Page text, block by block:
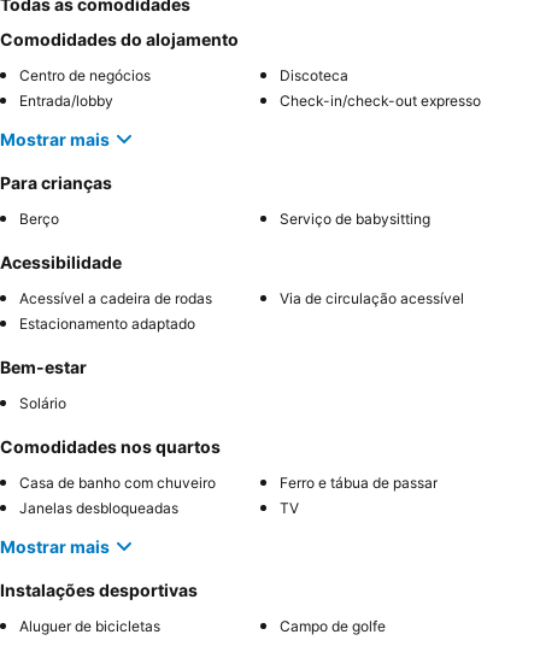
Todas as comodidades
Comodidades do alojamento
Centro de negócios
Discoteca
Entrada/lobby
Check-in/check-out expresso
Mostrar mais
Para crianças
Berço Serviço de babysitting
Acessibilidade
Acessível a cadeira de rodas
Via de circulação acessível
Estacionamento adaptado
Bem-estar
Solário
Comodidades nos quartos
Casa de banho com chuveiro
Ferro e tábua de passar
Janelas desbloqueadas
TV
Mostrar mais
Instalações desportivas
Aluguer de bicicletas Campo de golfe